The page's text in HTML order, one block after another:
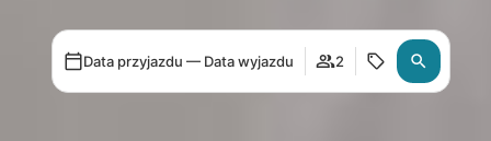
Data przyjazdu — Data wyjazdu 2